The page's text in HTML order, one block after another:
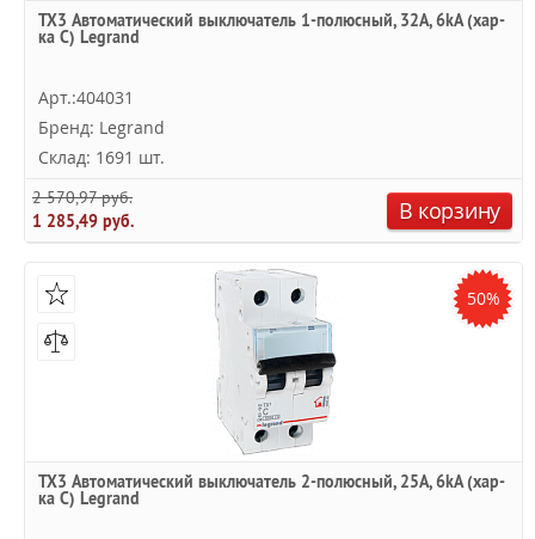
TX3 Автоматический выключатель 1-полюсный, 32А, 6kА (хар-
ка C) Legrand
Арт.:404031
Бренд: Legrand
Склад: 1691 шт.
2 570,97 руб.
1 285,49 руб.
В корзину
50%
TX3 Автоматический выключатель 2-полюсный, 25А, 6kА (хар-
ка C) Legrand